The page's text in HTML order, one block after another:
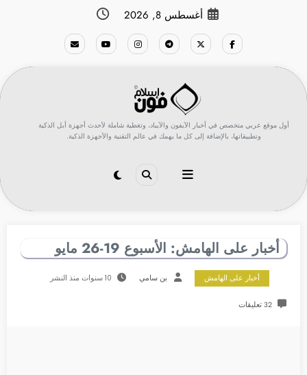
أغسطس 8, 2026
أول موقع عربي متخصص في أخبار الآيفون والآيباد، وتغطية شاملة لأحدث أجهزة أبل الذكية
وتطبيقاتها، بالإضافة إلى كل ما يهمك في عالم التقنية والأجهزة الذكية.
أخبار على الهامش: الأسبوع 19-26 مايو
أخبار على الهامش بن سامي 10 سنوات منذ النشر
32 تعليقات